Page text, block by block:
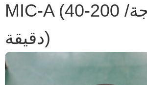
MIC-A (40-200 زجاجة/
دقيقة)